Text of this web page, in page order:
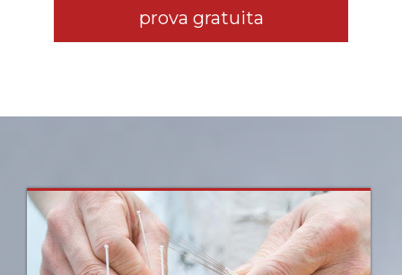
prova gratuita